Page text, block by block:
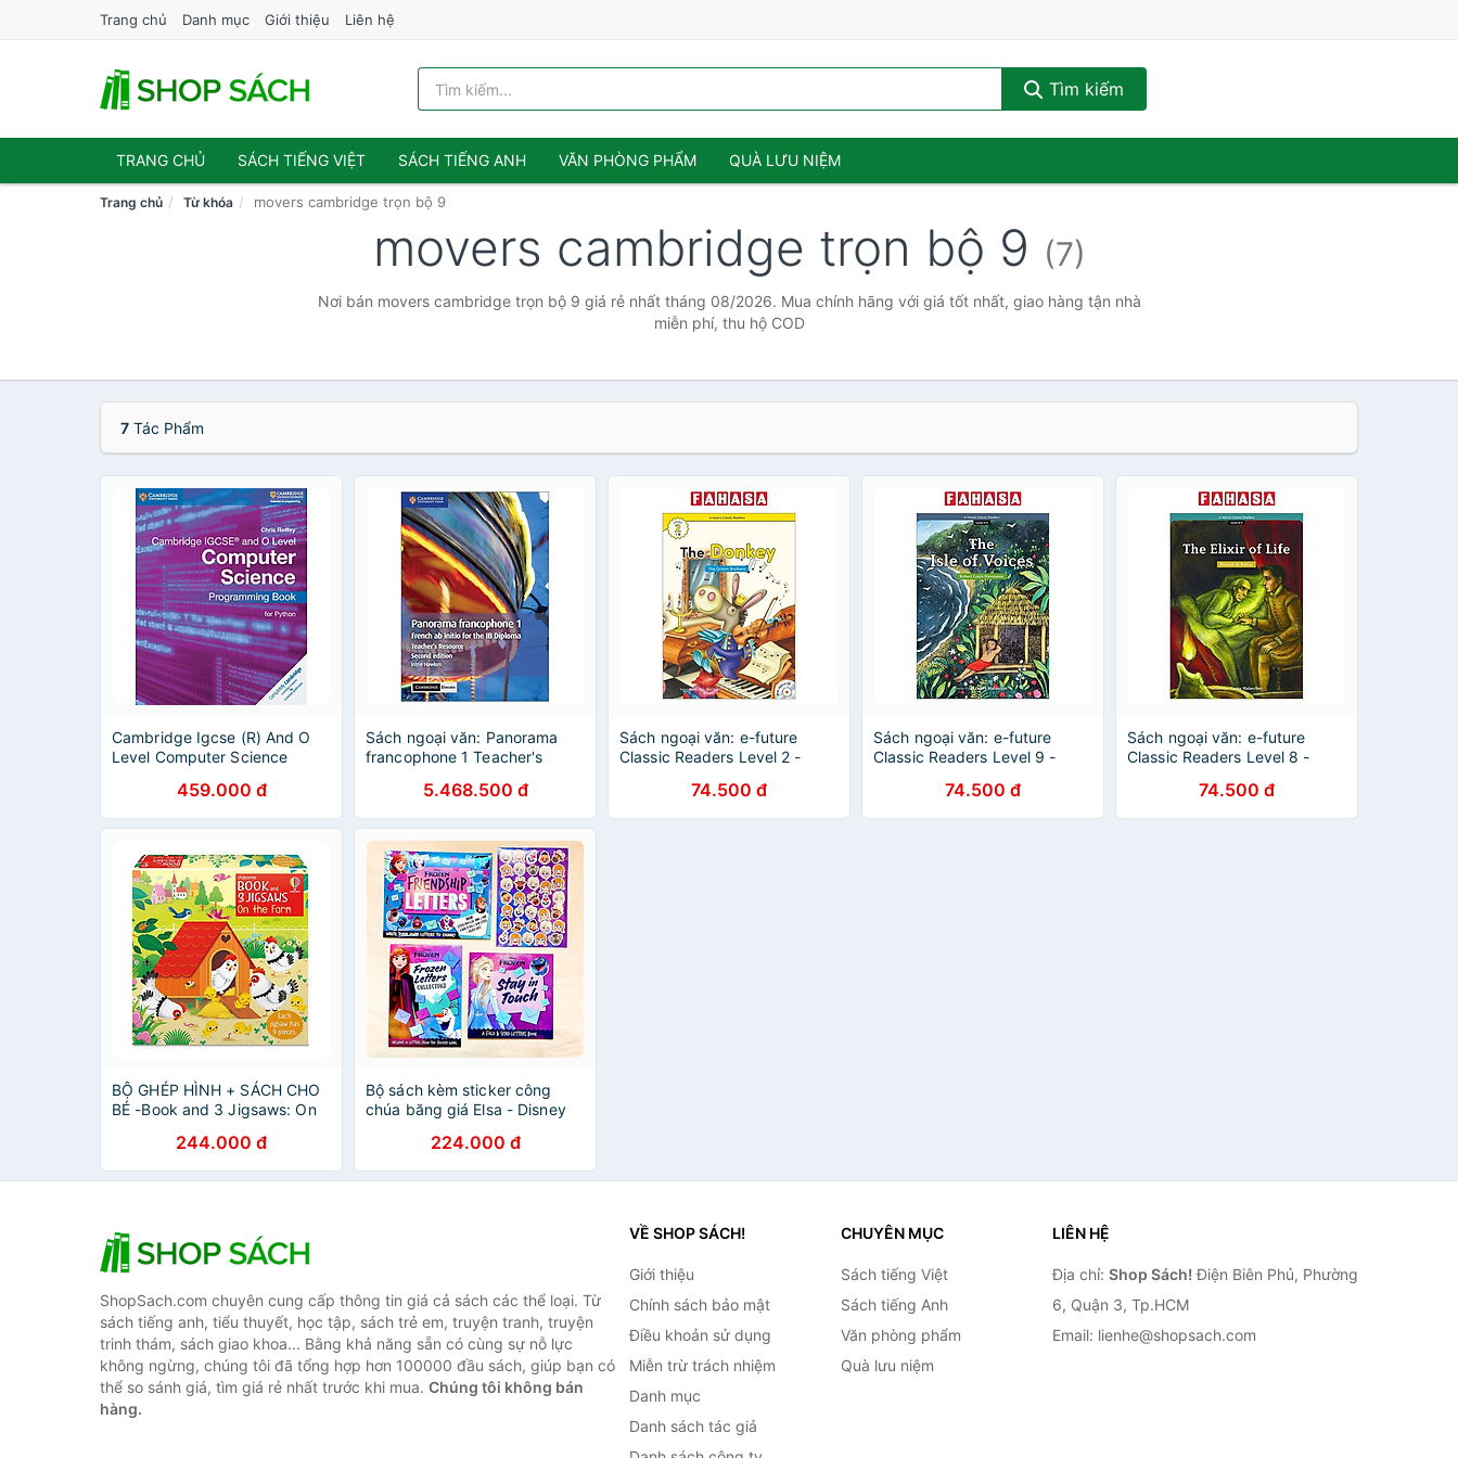
Trang chủ Danh mục Giới thiệu Liên hệ
Tìm kiếm
TRANG CHỦ SÁCH TIẾNG VIỆT SÁCH TIẾNG ANH VĂN PHÒNG PHẨM QUÀ LƯU NIỆM
Trang chủ Từ khóa movers cambridge trọn bộ 9
movers cambridge trọn bộ 9 (7)
Nơi bán movers cambridge trọn bộ 9 giá rẻ nhất tháng 08/2026. Mua chính hãng với giá tốt nhất, giao hàng tận nhà
miễn phí, thu hộ COD
7 Tác Phẩm
Cambridge Igcse (R) And O
Level Computer Science
459.000 đ
Sách ngoại văn: Panorama
francophone 1 Teacher's
Elevate: French ab Initio for
the IB Diploma (French
Edition)
5.468.500 đ
Sách ngoại văn: e-future
Classic Readers Level 2 -
74.500 đ
Sách ngoại văn: e-future
Classic Readers Level 9 -
74.500 đ
Sách ngoại văn: e-future
Classic Readers Level 8 -
74.500 đ
BỘ GHÉP HÌNH + SÁCH CHO
BÉ -Book and 3 Jigsaws: On
244.000 đ
Bộ sách kèm sticker công
chúa băng giá Elsa - Disney
224.000 đ
ShopSach.com chuyên cung cấp thông tin giá cả sách các thể loại. Từ
sách tiếng anh, tiểu thuyết, học tập, sách trẻ em, truyện tranh, truyện
trinh thám, sách giao khoa... Bằng khả năng sẵn có cùng sự nỗ lực
không ngừng, chúng tôi đã tổng hợp hơn 100000 đầu sách, giúp bạn có
thể so sánh giá, tìm giá rẻ nhất trước khi mua. Chúng tôi không bán
hàng.
VỀ SHOP SÁCH!
Giới thiệu
Chính sách bảo mật
Điều khoản sử dụng
Miễn trừ trách nhiệm
Danh mục
Danh sách tác giả
CHUYÊN MỤC
Sách tiếng Việt
Sách tiếng Anh
Văn phòng phẩm
Quà lưu niệm
LIÊN HỆ
Địa chỉ: Shop Sách! Điện Biên Phủ, Phường
6, Quận 3, Tp.HCM
Email: lienhe@shopsach.com